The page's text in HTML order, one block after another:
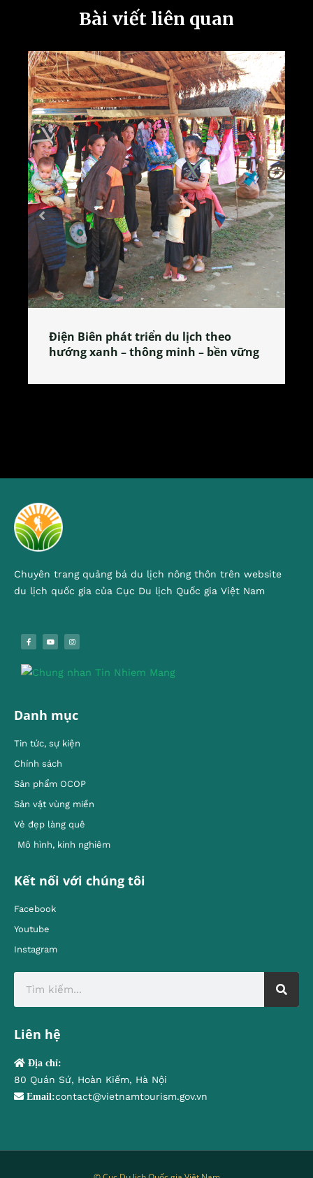
Bài viết liên quan
Làng làm bánh tẻ Phú Nhi – nơi lan
tỏa đặc sản xứ Đoài
Chuyên trang quảng bá du lịch nông thôn trên website
du lịch quốc gia của Cục Du lịch Quốc gia Việt Nam
Danh mục
Tin tức, sự kiện
Chính sách
Sản phẩm OCOP
Sản vật vùng miền
Vẻ đẹp làng quê
Mô hình, kinh nghiêm
Kết nối với chúng tôi
Facebook
Youtube
Instagram
Liên hệ
Địa chỉ:
80 Quán Sứ, Hoàn Kiếm, Hà Nội
Email:contact@vietnamtourism.gov.vn